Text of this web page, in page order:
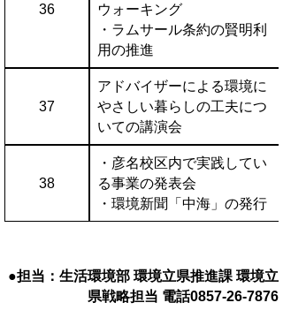
36
ウォーキング
・ラムサール条約の賢明利
用の推進
37
アドバイザーによる環境に
やさしい暮らしの工夫につ
いての講演会
38
・彦名校区内で実践してい
る事業の発表会
・環境新聞「中海」の発行
●担当：生活環境部 環境立県推進課 環境立
県戦略担当 電話0857-26-7876